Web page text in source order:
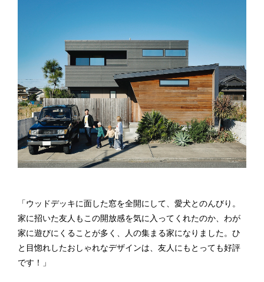
「ウッドデッキに面した窓を全開にして、愛犬とのんびり。
家に招いた友人もこの開放感を気に入ってくれたのか、わが
家に遊びにくることが多く、人の集まる家になりました。ひ
と目惚れしたおしゃれなデザインは、友人にもとっても好評
です！」